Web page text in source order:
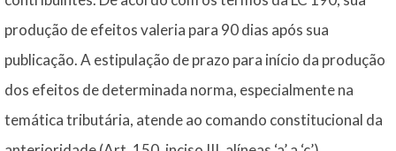
produção de efeitos valeria para 90 dias após sua
publicação. A estipulação de prazo para início da produção
dos efeitos de determinada norma, especialmente na
temática tributária, atende ao comando constitucional da